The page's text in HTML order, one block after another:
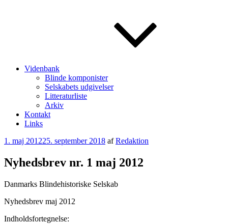
Videnbank
Blinde komponister
Selskabets udgivelser
Litteraturliste
Arkiv
Kontakt
Links
Udgivet
1. maj 201225. september 2018 afRedaktion
Nyhedsbrev nr. 1 maj 2012
Danmarks Blindehistoriske Selskab
Nyhedsbrev maj 2012
Indholdsfortegnelse: